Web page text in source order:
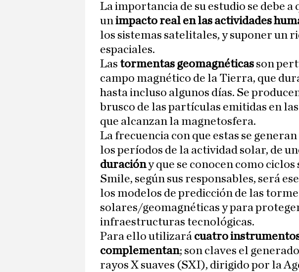
La importancia de su estudio se debe a
unimpacto real en las actividades
los sistemas satelitales, y suponer un
espaciales.
Las tormentas geomagnéticas son
campo magnético de la Tierra, que
hasta incluso algunos días. Se
brusco de las partículas emitidas en
que alcanzan la magnetosfera.
La frecuencia con que estas se
los períodos de la actividad solar, de
duracióny que se conocen como ciclos
Smile, según sus responsables, será
los modelos de predicción de las
solares/geomagnéticas y para
infraestructuras tecnológicas.
Para ello utilizará cuatro
complementan; son claves el
rayos X suaves (SXI), dirigido por la